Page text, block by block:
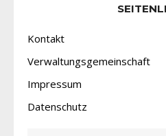
Kontakt
Verwaltungsgemeinschaft
Impressum
Datenschutz